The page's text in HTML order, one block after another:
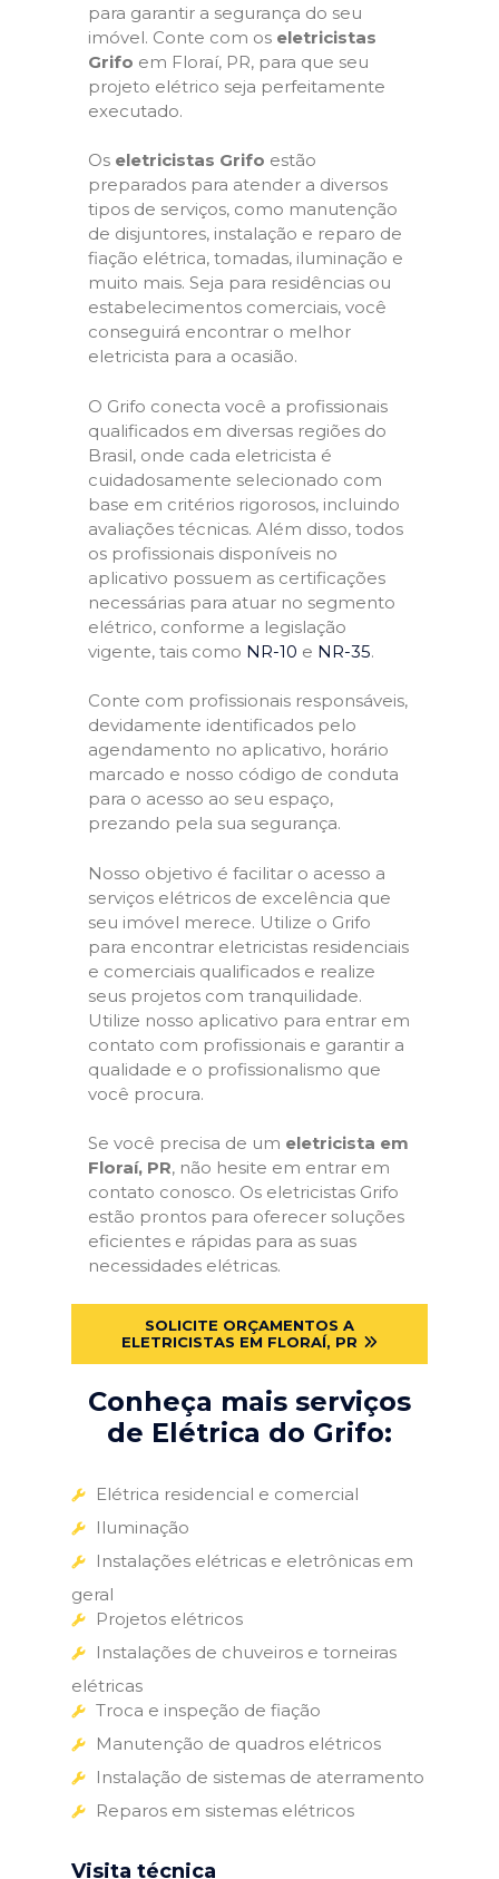
para garantir a segurança do seu
imóvel. Conte com os eletricistas
Grifo em Floraí, PR, para que seu
projeto elétrico seja perfeitamente
executado.
Os eletricistas Grifo estão
preparados para atender a diversos
tipos de serviços, como manutenção
de disjuntores, instalação e reparo de
fiação elétrica, tomadas, iluminação e
muito mais. Seja para residências ou
estabelecimentos comerciais, você
conseguirá encontrar o melhor
eletricista para a ocasião.
O Grifo conecta você a profissionais
qualificados em diversas regiões do
Brasil, onde cada eletricista é
cuidadosamente selecionado com
base em critérios rigorosos, incluindo
avaliações técnicas. Além disso, todos
os profissionais disponíveis no
aplicativo possuem as certificações
necessárias para atuar no segmento
elétrico, conforme a legislação
vigente, tais como NR-10 e NR-35.
Conte com profissionais responsáveis,
devidamente identificados pelo
agendamento no aplicativo, horário
marcado e nosso código de conduta
para o acesso ao seu espaço,
prezando pela sua segurança.
Nosso objetivo é facilitar o acesso a
serviços elétricos de excelência que
seu imóvel merece. Utilize o Grifo
para encontrar eletricistas residenciais
e comerciais qualificados e realize
seus projetos com tranquilidade.
Utilize nosso aplicativo para entrar em
contato com profissionais e garantir a
qualidade e o profissionalismo que
você procura.
Se você precisa de um eletricista em
Floraí, PR, não hesite em entrar em
contato conosco. Os eletricistas Grifo
estão prontos para oferecer soluções
eficientes e rápidas para as suas
necessidades elétricas.
SOLICITE ORÇAMENTOS A
ELETRICISTAS EM FLORAÍ, PR
Conheça mais serviços
de Elétrica do Grifo:
Elétrica residencial e comercial
Iluminação
Instalações elétricas e eletrônicas em
geral
Projetos elétricos
Instalações de chuveiros e torneiras
elétricas
Troca e inspeção de fiação
Manutenção de quadros elétricos
Instalação de sistemas de aterramento
Reparos em sistemas elétricos
Visita técnica